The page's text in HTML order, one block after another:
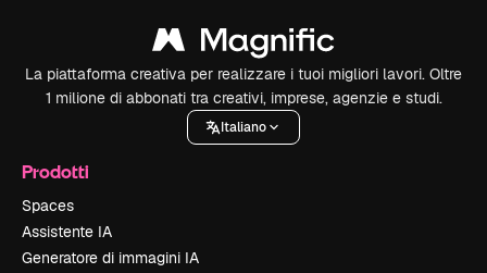
La piattaforma creativa per realizzare i tuoi migliori lavori. Oltre
1 milione di abbonati tra creativi, imprese, agenzie e studi.
Italiano
Prodotti
Spaces
Assistente IA
Generatore di immagini IA